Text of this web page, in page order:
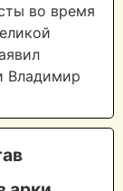
во время
Владимир